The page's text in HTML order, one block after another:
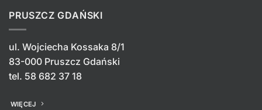
PRUSZCZ GDAŃSKI
ul. Wojciecha Kossaka 8/1
83-000 Pruszcz Gdański
tel. 58 682 37 18
WIĘCEJ